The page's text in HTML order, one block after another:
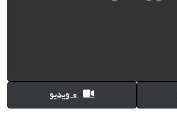
0 ویدیو